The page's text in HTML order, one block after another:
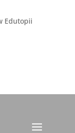
Edutopii